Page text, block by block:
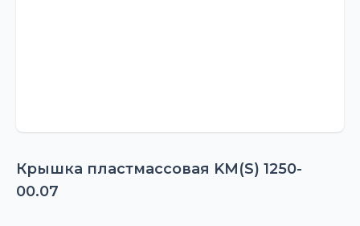
Крышка пластмассовая KM(S) 1250-
00.07